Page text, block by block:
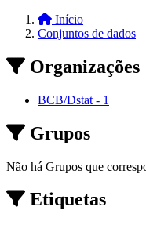
Início
Conjuntos de dados
Organizações
BCB/Dstat - 1
Grupos
Não há Grupos que
Etiquetas